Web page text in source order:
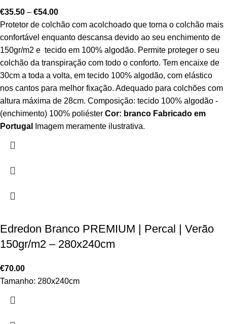
€35.50 – €54.00
Protetor de colchão com acolchoado que torna o colchão mais
confortável enquanto descansa devido ao seu enchimento de
150gr/m2 e tecido em 100% algodão. Permite proteger o seu
colchão da transpiração com todo o conforto. Tem encaixe de
30cm a toda a volta, em tecido 100% algodão, com elástico
nos cantos para melhor fixação. Adequado para colchões com
altura máxima de 28cm. Composição: tecido 100% algodão -
(enchimento) 100% poliéster Cor: branco Fabricado em
Portugal
Imagem meramente ilustrativa.
Edredon Branco PREMIUM | Percal | Verão
150gr/m2 – 280x240cm
€70.00
Tamanho: 280x240cm